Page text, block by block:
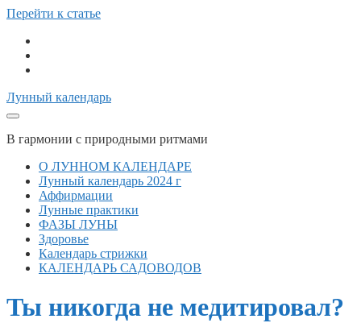
Перейти к статье
Лунный календарь
В гармонии с природными ритмами
О ЛУННОМ КАЛЕНДАРЕ
Лунный календарь 2024 г
Аффирмации
Лунные практики
ФАЗЫ ЛУНЫ
Здоровье
Календарь стрижки
КАЛЕНДАРЬ САДОВОДОВ
Ты никогда не медитировал?